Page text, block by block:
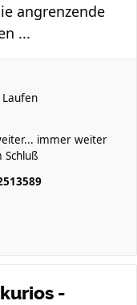
angrenzende
...
immer weiter
-